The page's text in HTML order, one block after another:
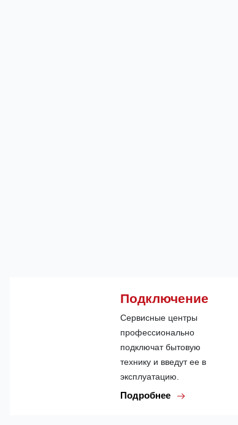
Подключение
Сервисные центры
профессионально
подключат бытовую
технику и введут ее в
эксплуатацию.
Подробнее